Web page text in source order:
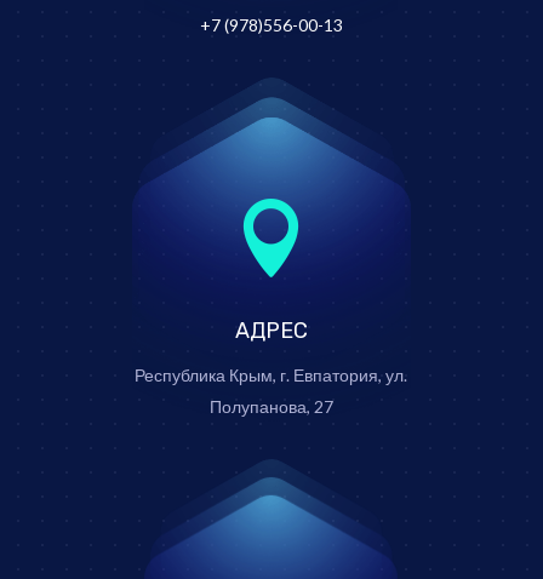
+7 (978)556-00-13

АДРЕС
Республика Крым, г. Евпатория, ул.
Полупанова, 27